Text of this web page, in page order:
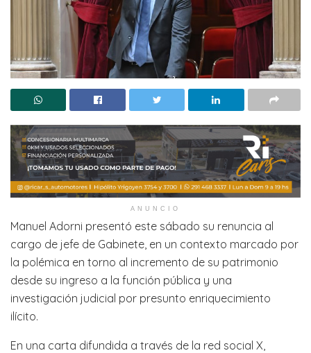
ANUNCIO
Manuel Adorni presentó este sábado su renuncia al
cargo de jefe de Gabinete, en un contexto marcado por
la polémica en torno al incremento de su patrimonio
desde su ingreso a la función pública y una
investigación judicial por presunto enriquecimiento
ilícito.
En una carta difundida a través de la red social X,